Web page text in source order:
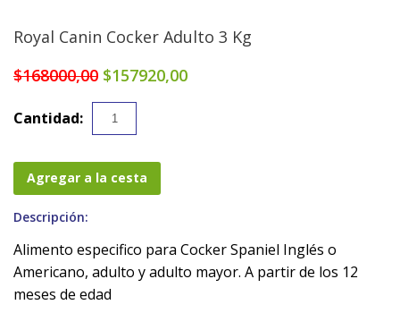
Royal Canin Cocker Adulto 3 Kg
$157920,00
$168000,00
Cantidad:
Agregar a la cesta
Descripción:
Alimento especifico para Cocker Spaniel Inglés o
Americano, adulto y adulto mayor. A partir de los 12
meses de edad